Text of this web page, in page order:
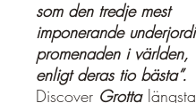
som den tredje mest
imponerande
promenaden i världen,
enligt deras tio bästa”.
Discover Grottalängsta